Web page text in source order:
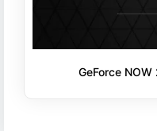
GeForce